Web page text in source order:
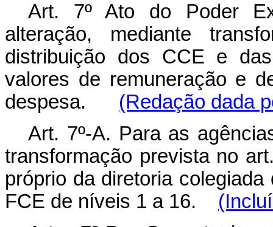
Art. 7º Ato do Poder
alteração, mediante
distribuição dos CCE e
valores de remuneração e
despesa. (Redação dada
Art. 7º-A. Para as
transformação prevista no
próprio da diretoria
FCE de níveis 1 a 16.